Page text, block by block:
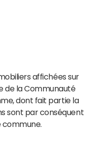
affichées sur
de la Communauté
dont fait partie la
sont par conséquent
commune.